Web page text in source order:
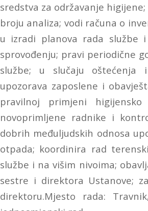
sredstva za održavanje
broju analiza; vodi računa o
u izradi planova rada službe
sprovođenju; pravi periodične
službe; u slučaju oštećenja
upozorava zaposlene i
pravilnoj primjeni
novoprimljene radnike i
dobrih međuljudskih odnosa
otpada; koordinira rad
službe i na višim nivoima;
sestre i direktora Ustanove;
direktoru.Mjesto rada: